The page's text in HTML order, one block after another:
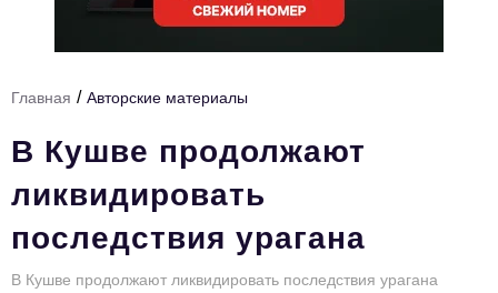
Инфраструктура развития
Технологии и тренды
Ниши и рынки
Цитаты
Туризм
Главная / Авторские материалы
В Кушве продолжают
ликвидировать
последствия урагана
В Кушве продолжают ликвидировать последствия урагана